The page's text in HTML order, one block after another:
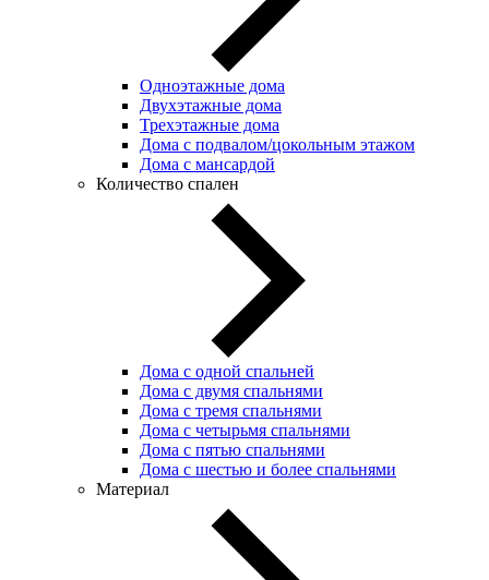
Одноэтажные дома
Двухэтажные дома
Трехэтажные дома
Дома с подвалом/цокольным этажом
Дома с мансардой
Количество спален
Дома с одной спальней
Дома с двумя спальнями
Дома с тремя спальнями
Дома с четырьмя спальнями
Дома с пятью спальнями
Дома с шестью и более спальнями
Материал